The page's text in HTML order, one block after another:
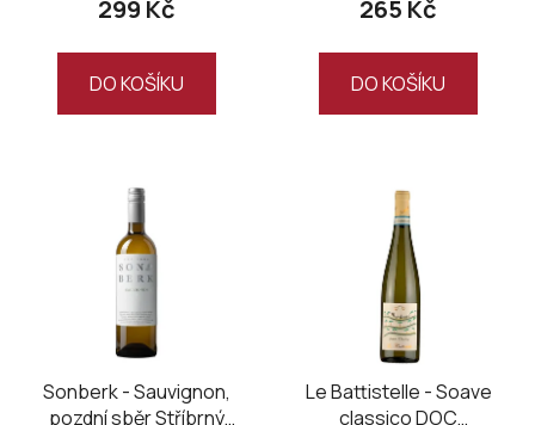
299 Kč
DO KOŠÍKU
265 Kč
DO KOŠÍKU
Sonberk - Sauvignon,
pozdní sběr Stříbrný
Le Battistelle - Soave
classico DOC